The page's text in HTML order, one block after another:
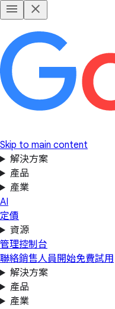
Skip to main content
解決方案
產品
產業
AI
定價
資源
管理控制台
聯絡銷售人員開始免費試用
解決方案
產品
產業